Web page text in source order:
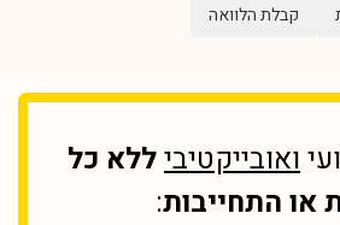
קבלת הלוואה
ואובייקטיביללא כל
או התחייבות: